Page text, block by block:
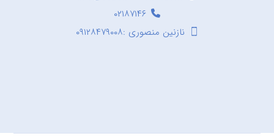
۰۲۱۸۷۱۴۶
نازنین منصوری :۰۹۱۲۸۴۷۹۰۰۸